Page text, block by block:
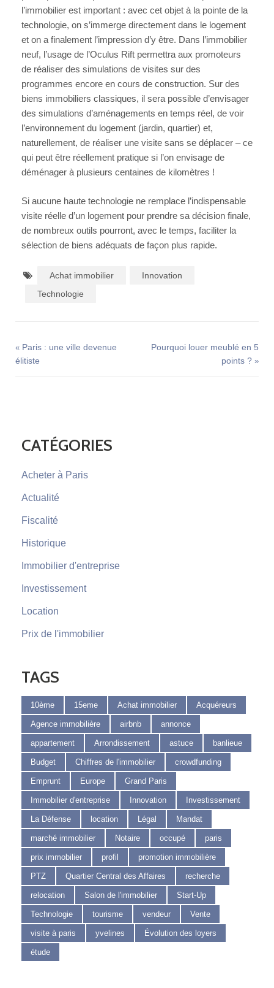
l’immobilier est important : avec cet objet à la pointe de la
technologie, on s’immerge directement dans le logement
et on a finalement l’impression d’y être. Dans l’immobilier
neuf, l’usage de l’Oculus Rift permettra aux promoteurs
de réaliser des simulations de visites sur des
programmes encore en cours de construction. Sur des
biens immobiliers classiques, il sera possible d’envisager
des simulations d’aménagements en temps réel, de voir
l’environnement du logement (jardin, quartier) et,
naturellement, de réaliser une visite sans se déplacer – ce
qui peut être réellement pratique si l’on envisage de
déménager à plusieurs centaines de kilomètres !
Si aucune haute technologie ne remplace l’indispensable
visite réelle d’un logement pour prendre sa décision finale,
de nombreux outils pourront, avec le temps, faciliter la
sélection de biens adéquats de façon plus rapide.
Achat immobilier
Innovation
Technologie
« Paris : une ville devenue
élitiste
Pourquoi louer meublé en 5
points ? »
CATÉGORIES
Acheter à Paris
Actualité
Fiscalité
Historique
Immobilier d'entreprise
Investissement
Location
Prix de l'immobilier
TAGS
10ème 15eme Achat immobilier Acquéreurs
Agence immobilière airbnb annonce
appartement Arrondissement astuce banlieue
Budget Chiffres de l'immobilier crowdfunding
Emprunt Europe Grand Paris
Immobilier d'entreprise Innovation Investissement
La Défense location Légal Mandat
marché immobilier Notaire occupé paris
prix immobilier profil promotion immobilière
PTZ Quartier Central des Affaires recherche
relocation Salon de l'immobilier Start-Up
Technologie tourisme vendeur Vente
visite à paris yvelines Évolution des loyers
étude